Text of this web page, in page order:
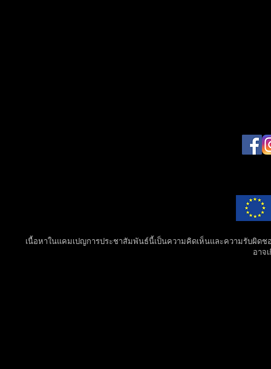
เนื้อหาในแคมเปญการประชาสัมพันธ์นี้เป็นความคิดเห็นและความรับผิด
อาจ